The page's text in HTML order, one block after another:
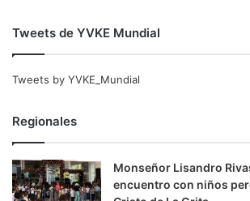
Tweets de YVKE Mundial
Tweets by YVKE_Mundial
Regionales
Monseñor Lisandro
encuentro con niños